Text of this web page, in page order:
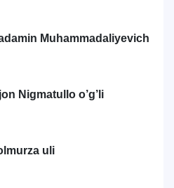
Muhammadaliyevich
Nigmatullo o’g’li
uli